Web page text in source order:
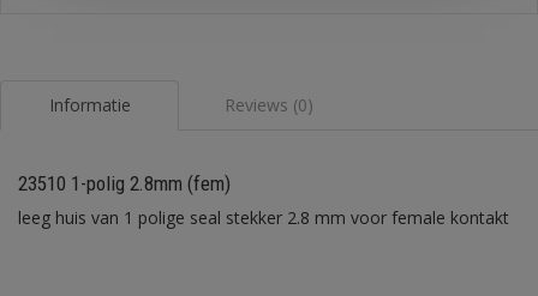
Informatie Reviews (0)
23510 1-polig 2.8mm (fem)
leeg huis van 1 polige seal stekker 2.8 mm voor female kontakt